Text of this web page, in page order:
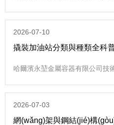
2026-07-10
撬裝加油站分類與種類全科
哈爾濱永堃金屬容器有限公司技
2026-07-03
網(wǎng)架與鋼結(jié)構